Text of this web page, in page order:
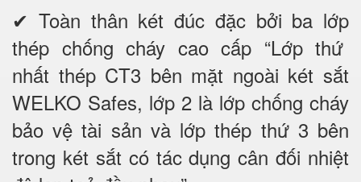
✔ Toàn thân két đúc đặc bởi ba lớp
thép chống cháy cao cấp “Lớp thứ
nhất thép CT3 bên mặt ngoài két sắt
WELKO Safes, lớp 2 là lớp chống cháy
bảo vệ tài sản và lớp thép thứ 3 bên
trong két sắt có tác dụng cân đối nhiệt